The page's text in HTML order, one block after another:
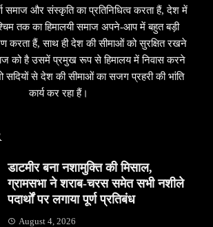
समाज और संस्कृति का प्रतिनिधित्व करता हैं, देश में
तक का हिमालयी समाज अपने-आप में बहुत बड़ी
करता हैं, साथ ही देश की सीमाओं को सुरक्षित रखने
को है उसमें प्रमुख रूप से हिमालय में निवास करने
सदियों से देश की सीमाओं का सजग प्रहरी की भांति
कार्य कर रहा हैं।
डाटमीर बना नशामुक्ति की मिसाल,
ग्रामसभा ने शराब-चरस समेत सभी नशीले
पदार्थों पर लगाया पूर्ण प्रतिबंध
August 4, 2026